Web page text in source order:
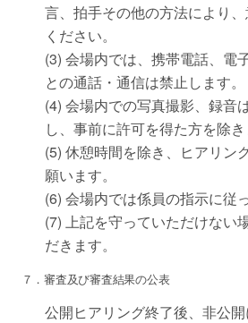
言、拍手その他の方法により
ください。
(3) 会場内では、携帯電話、電
との通話・通信は禁止します。
(4) 会場内での写真撮影、録音
し、事前に許可を得た方を除き
(5) 休憩時間を除き、ヒアリン
願います。
(6) 会場内では係員の指示に従
(7) 上記を守っていただけない
だきます。
７．審査及び審査結果の公表
公開ヒアリング終了後、非公